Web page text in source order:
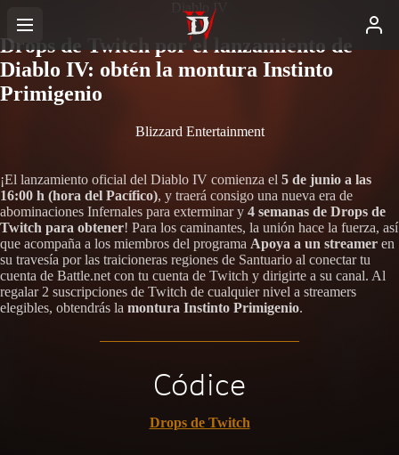
Diablo IV
Drops de Twitch por el lanzamiento de
Diablo IV: obtén la montura Instinto
Primigenio
Blizzard Entertainment
¡El lanzamiento oficial del Diablo IV comienza el 5 de junio a las
16:00 h (hora del Pacífico), y traerá consigo una nueva era de
abominaciones Infernales para exterminar y 4 semanas de Drops de
Twitch para obtener! Para los caminantes, la unión hace la fuerza, así
que acompaña a los miembros del programa Apoya a un streamer en
su travesía por las traicioneras regiones de Santuario al conectar tu
cuenta de Battle.net con tu cuenta de Twitch y dirigirte a su canal. Al
regalar 2 suscripciones de Twitch de cualquier nivel a streamers
elegibles, obtendrás la montura Instinto Primigenio.
Códice
Drops de Twitch